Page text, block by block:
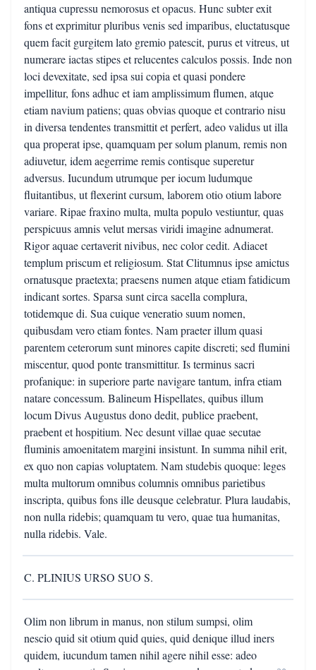
antiqua cupressu nemorosus et opacus. Hunc subter exit
fons et exprimitur pluribus venis sed imparibus, eluctatusque
quem facit gurgitem lato gremio patescit, purus et vitreus, ut
numerare iactas stipes et relucentes calculos possis. Inde non
loci devexitate, sed ipsa sui copia et quasi pondere
impellitur, fons adhuc et iam amplissimum flumen, atque
etiam navium patiens; quas obvias quoque et contrario nisu
in diversa tendentes transmittit et perfert, adeo validus ut illa
qua properat ipse, quamquam per solum planum, remis non
adiuvetur, idem aegerrime remis contisque superetur
adversus. Iucundum utrumque per iocum ludumque
fluitantibus, ut flexerint cursum, laborem otio otium labore
variare. Ripae fraxino multa, multa populo vestiuntur, quas
perspicuus amnis velut mersas viridi imagine adnumerat.
Rigor aquae certaverit nivibus, nec color cedit. Adiacet
templum priscum et religiosum. Stat Clitumnus ipse amictus
ornatusque praetexta; praesens numen atque etiam fatidicum
indicant sortes. Sparsa sunt circa sacella complura,
totidemque di. Sua cuique veneratio suum nomen,
quibusdam vero etiam fontes. Nam praeter illum quasi
parentem ceterorum sunt minores capite discreti; sed flumini
miscentur, quod ponte transmittitur. Is terminus sacri
profanique: in superiore parte navigare tantum, infra etiam
natare concessum. Balineum Hispellates, quibus illum
locum Divus Augustus dono dedit, publice praebent,
praebent et hospitium. Nec desunt villae quae secutae
fluminis amoenitatem margini insistunt. In summa nihil erit,
ex quo non capias voluptatem. Nam studebis quoque: leges
multa multorum omnibus columnis omnibus parietibus
inscripta, quibus fons ille deusque celebratur. Plura laudabis,
non nulla ridebis; quamquam tu vero, quae tua humanitas,
nulla ridebis. Vale.
C. PLINIUS URSO SUO S.
Olim non librum in manus, non stilum sumpsi, olim
nescio quid sit otium quid quies, quid denique illud iners
quidem, iucundum tamen nihil agere nihil esse: adeo